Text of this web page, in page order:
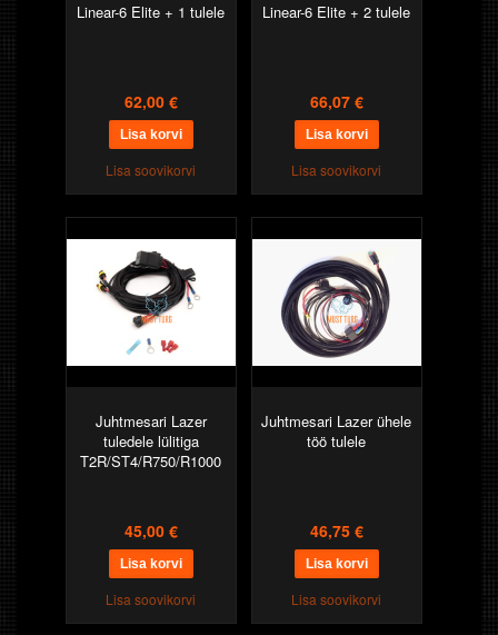
Linear-6 Elite + 1 tulele
62,00 €
Lisa soovikorvi
Linear-6 Elite + 2 tulele
66,07 €
Lisa soovikorvi
Juhtmesari Lazer
tuledele lülitiga
T2R/ST4/R750/R1000
45,00 €
Lisa soovikorvi
Juhtmesari Lazer ühele
töö tulele
46,75 €
Lisa soovikorvi